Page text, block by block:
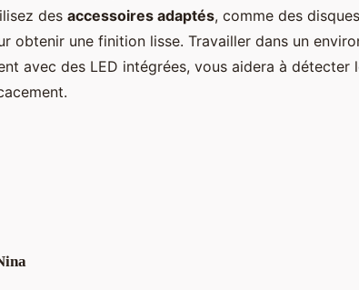
des accessoires adaptés, comme des
obtenir une finition lisse. Travailler dans un
avec des LED intégrées, vous aidera à